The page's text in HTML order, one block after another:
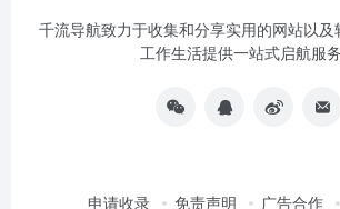
千流导航致力于收集和分享实用的网站以
工作生活提供一站式启航服务
申请收录 免责声明 广告合作